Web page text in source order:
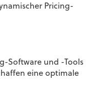
Pricing-
Software und -Tools
eine optimale